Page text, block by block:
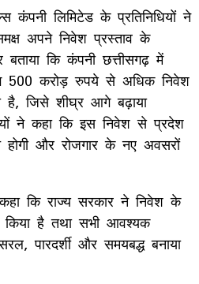
कंपनी लिमिटेड के प्रतिनिधियों ने
अपने निवेश प्रस्ताव के
बताया कि कंपनी छत्तीसगढ़ में
500 करोड़ रुपये से अधिक निवेश
है, जिसे शीघ्र आगे बढ़ाया
ने कहा कि इस निवेश से प्रदेश
और रोजगार के नए अवसरों
कि राज्य सरकार ने निवेश के
है तथा सभी आवश्यक
पारदर्शी और समयबद्ध बनाया